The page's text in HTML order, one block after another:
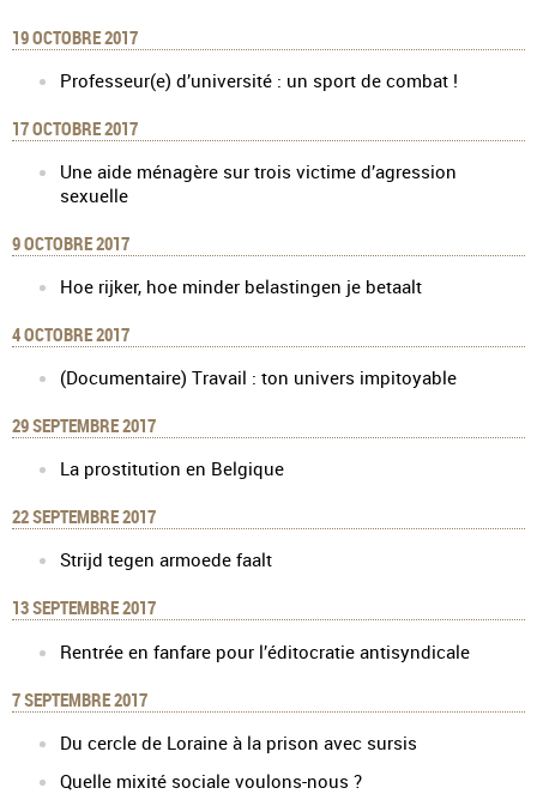
19 OCTOBRE 2017
Professeur(e) d’université : un sport de combat !
17 OCTOBRE 2017
Une aide ménagère sur trois victime d’agression
sexuelle
9 OCTOBRE 2017
Hoe rijker, hoe minder belastingen je betaalt
4 OCTOBRE 2017
(Documentaire) Travail : ton univers impitoyable
29 SEPTEMBRE 2017
La prostitution en Belgique
22 SEPTEMBRE 2017
Strijd tegen armoede faalt
13 SEPTEMBRE 2017
Rentrée en fanfare pour l’éditocratie antisyndicale
7 SEPTEMBRE 2017
Du cercle de Loraine à la prison avec sursis
Quelle mixité sociale voulons-nous ?